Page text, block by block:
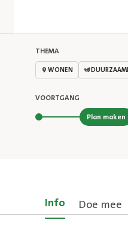
THEMA
WONEN
VOORTGANG
Stap 2 van 4
Plan maken
Info Doe mee